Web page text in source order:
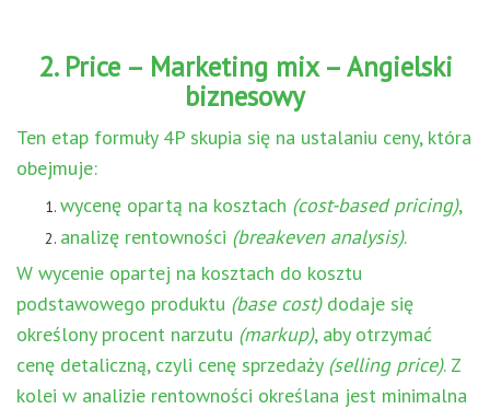
2. Price – Marketing mix – Angielski
biznesowy
Ten etap formuły 4P skupia się na ustalaniu ceny, która
obejmuje:
wycenę opartą na kosztach (cost-based pricing),
analizę rentowności (breakeven analysis).
W wycenie opartej na kosztach do kosztu
podstawowego produktu (base cost)dodaje się
określony procent narzutu (markup), aby otrzymać
cenę detaliczną, czyli cenę sprzedaży (selling price). Z
kolei w analizie rentowności określana jest minimalna